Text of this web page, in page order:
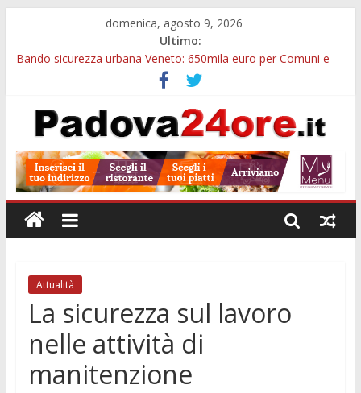
domenica, agosto 9, 2026
Ultimo:
Bando sicurezza urbana Veneto: 650mila euro per Comuni e
Restauro 2026, chiuse le domande: 2,5 milioni per formare
nuove competenze in Veneto
Calici di Stelle Arzergrande: astronomia, musica e sapori al
Notizie di Padova alle ore 10: censimento a Monselice, arresto
antidroga e siccità
Notizie di Padova alle ore 23: maltrattamenti, arresto a
Limena e progetto Cool Shop
Attualità
La sicurezza sul lavoro
nelle attività di
manitenzione